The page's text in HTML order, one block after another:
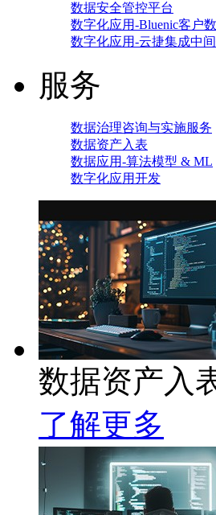
数据安全管控平台
数字化应用-Bluenic客户
数字化应用-云捷集成中间
服务
数据治理咨询与实施服务
数据资产入表
数据应用-算法模型 & ML
数字化应用开发
数据资产入
了解更多